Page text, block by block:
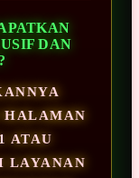
DAN
HALAMAN
ATAU
LAYANAN